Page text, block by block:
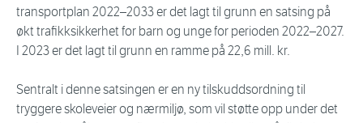
transportplan 2022–2033 er det lagt til grunn en satsing på
økt trafikksikkerhet for barn og unge for perioden 2022–2027.
I 2023 er det lagt til grunn en ramme på 22,6 mill. kr.
Sentralt i denne satsingen er en ny tilskuddsordning til
tryggere skoleveier og nærmiljø, som vil støtte opp under det